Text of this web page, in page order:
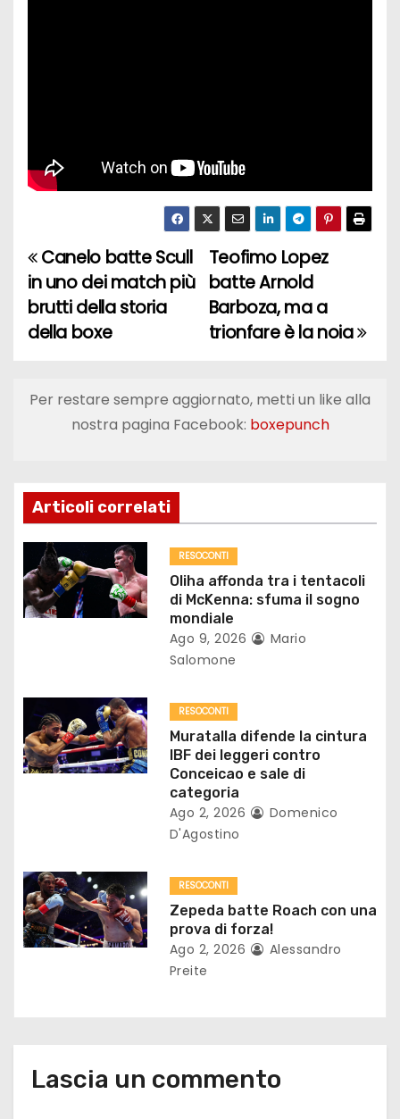
N
a
v
g
z
i
o
n
r
t
o
l
i
Teofimo Lopez
batte Arnold
Barboza, ma a
trionfare è la noia
Canelo batte Scull
in uno dei match più
brutti della storia
della boxe
Per restare sempre aggiornato, metti un like alla
nostra pagina Facebook: boxepunch
Articoli correlati
RESOCONTI
Oliha affonda tra i tentacoli
di McKenna: sfuma il sogno
mondiale
Ago 9, 2026
Mario
Salomone
RESOCONTI
Muratalla difende la cintura
IBF dei leggeri contro
Conceicao e sale di
categoria
Ago 2, 2026
Domenico
D'Agostino
RESOCONTI
Zepeda batte Roach con una
prova di forza!
Ago 2, 2026
Alessandro
Preite
Lascia un commento